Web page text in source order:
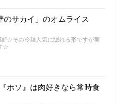
のサカイ」のオムライス
”☆その冷麺人気に隠れる形ですが実
☆
ホソ』は肉好きなら常時食